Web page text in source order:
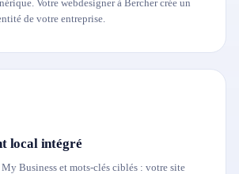
Votre webdesigner à Bercher crée un
de votre entreprise.
local intégré
Business et mots-clés ciblés : votre site